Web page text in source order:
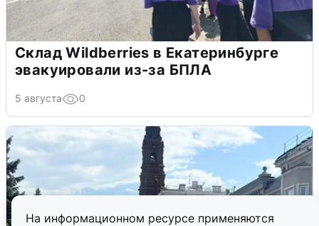
На информационном ресурсе применяются
Склад Wildberries в Екатеринбурге
эвакуировали из-за БПЛА
5 августа 0